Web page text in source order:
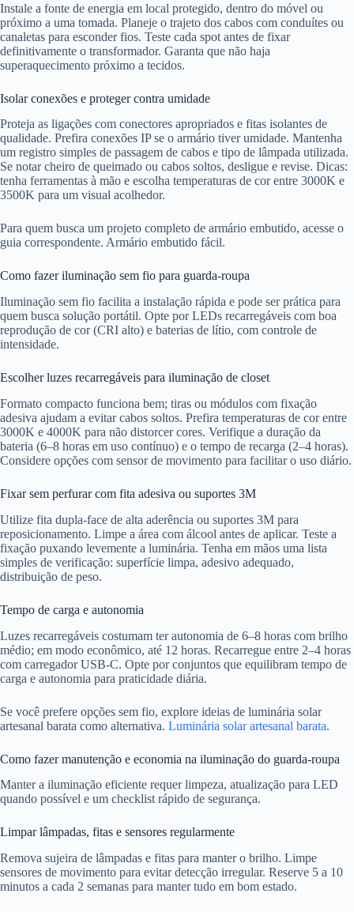
Instale a fonte de energia em local protegido, dentro do móvel ou
próximo a uma tomada. Planeje o trajeto dos cabos com conduítes ou
canaletas para esconder fios. Teste cada spot antes de fixar
definitivamente o transformador. Garanta que não haja
superaquecimento próximo a tecidos.
Isolar conexões e proteger contra umidade
Proteja as ligações com conectores apropriados e fitas isolantes de
qualidade. Prefira conexões IP se o armário tiver umidade. Mantenha
um registro simples de passagem de cabos e tipo de lâmpada utilizada.
Se notar cheiro de queimado ou cabos soltos, desligue e revise. Dicas:
tenha ferramentas à mão e escolha temperaturas de cor entre 3000K e
3500K para um visual acolhedor.
Para quem busca um projeto completo de armário embutido, acesse o
guia correspondente. Armário embutido fácil.
Como fazer iluminação sem fio para guarda-roupa
Iluminação sem fio facilita a instalação rápida e pode ser prática para
quem busca solução portátil. Opte por LEDs recarregáveis com boa
reprodução de cor (CRI alto) e baterias de lítio, com controle de
intensidade.
Escolher luzes recarregáveis para iluminação de closet
Formato compacto funciona bem; tiras ou módulos com fixação
adesiva ajudam a evitar cabos soltos. Prefira temperaturas de cor entre
3000K e 4000K para não distorcer cores. Verifique a duração da
bateria (6–8 horas em uso contínuo) e o tempo de recarga (2–4 horas).
Considere opções com sensor de movimento para facilitar o uso diário.
Fixar sem perfurar com fita adesiva ou suportes 3M
Utilize fita dupla-face de alta aderência ou suportes 3M para
reposicionamento. Limpe a área com álcool antes de aplicar. Teste a
fixação puxando levemente a luminária. Tenha em mãos uma lista
simples de verificação: superfície limpa, adesivo adequado,
distribuição de peso.
Tempo de carga e autonomia
Luzes recarregáveis costumam ter autonomia de 6–8 horas com brilho
médio; em modo econômico, até 12 horas. Recarregue entre 2–4 horas
com carregador USB-C. Opte por conjuntos que equilibram tempo de
carga e autonomia para praticidade diária.
Se você prefere opções sem fio, explore ideias de luminária solar
artesanal barata como alternativa. Luminária solar artesanal barata.
Como fazer manutenção e economia na iluminação do guarda-roupa
Manter a iluminação eficiente requer limpeza, atualização para LED
quando possível e um checklist rápido de segurança.
Limpar lâmpadas, fitas e sensores regularmente
Remova sujeira de lâmpadas e fitas para manter o brilho. Limpe
sensores de movimento para evitar detecção irregular. Reserve 5 a 10
minutos a cada 2 semanas para manter tudo em bom estado.